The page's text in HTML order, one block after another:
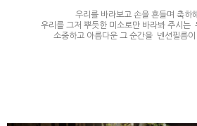
우리를 바라보고 손을 흔들며 축하
우리를 그저 뿌듯한 미소로만 바라봐 주시는
소중하고 아름다운 그 순간을 넨션필름